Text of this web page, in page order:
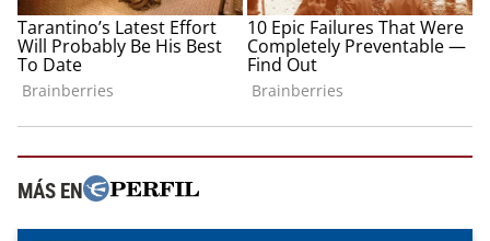
MÁS EN